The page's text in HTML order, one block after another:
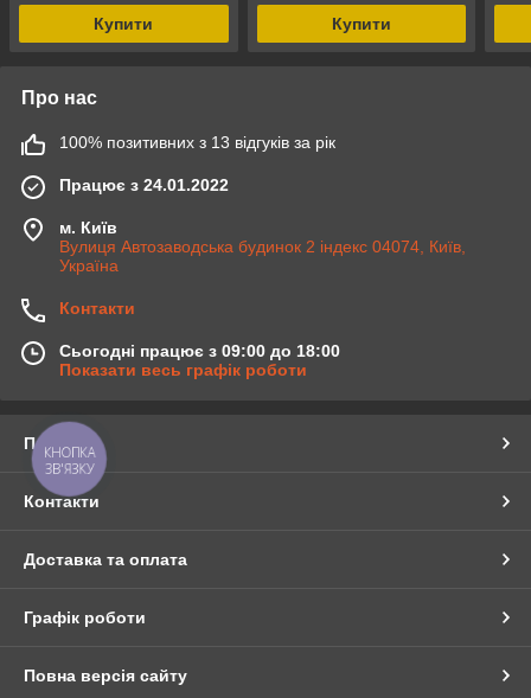
Купити Купити
Про нас
100% позитивних з 13 відгуків за рік
Працює з 24.01.2022
м. Київ
Вулиця Автозаводська будинок 2 індекс 04074, Київ,
Україна
Контакти
Сьогодні працює з 09:00 до 18:00
Показати весь графік роботи
Про нас
Контакти
Доставка та оплата
Графік роботи
Повна версія сайту
КНОПКА
ЗВ'ЯЗКУ